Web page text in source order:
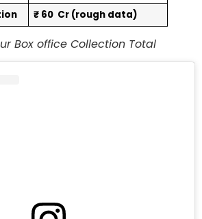
₹ 60 Cr (rough data)
Box office Collection Total